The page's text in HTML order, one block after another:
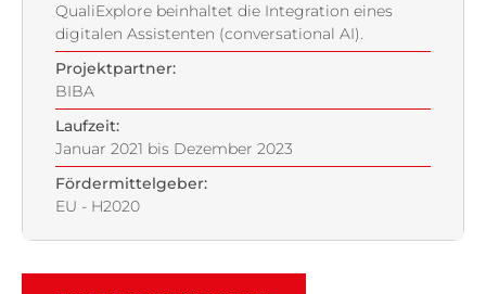
QualiExplore beinhaltet die Integration eines
digitalen Assistenten (conversational AI).
Projektpartner:
BIBA
Laufzeit:
Januar 2021 bis Dezember 2023
Fördermittelgeber:
EU - H2020